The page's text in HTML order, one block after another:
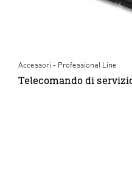
Accessori - Professional Line
Telecomando di